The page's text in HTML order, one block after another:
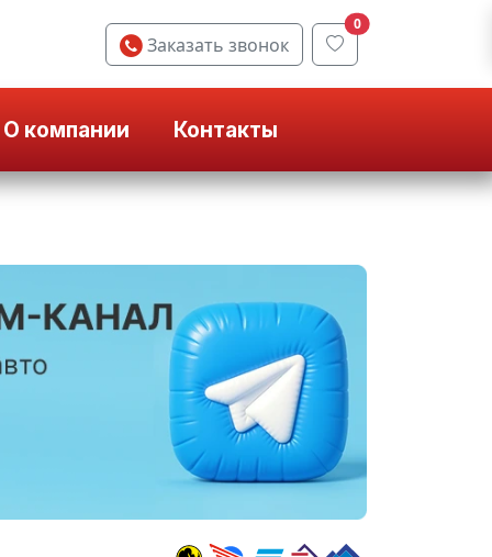
Заказать звонок
0
О компании Контакты